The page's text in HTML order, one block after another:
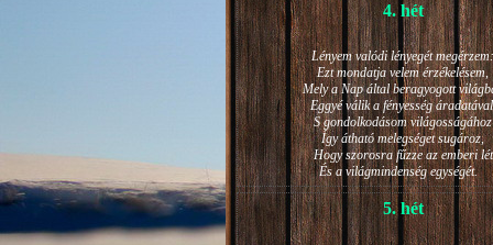
4. hét
Lényem valódi lényegét megérzem:
Ezt mondatja velem érzékelésem,
Mely a Nap által beragyogott
Eggyé válik a fényesség
S gondolkodásom világosságához
Így átható melegséget sugároz,
Hogy szorosra fűzze az emberi lét
És a világmindenség egységét.
5. hét